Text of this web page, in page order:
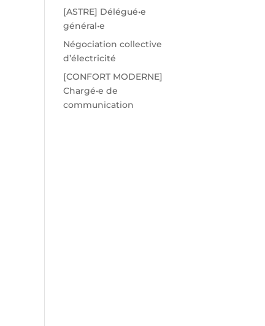
[ASTRE] Délégué•e
général•e
Négociation collective
d’électricité
[CONFORT MODERNE]
Chargé•e de
communication